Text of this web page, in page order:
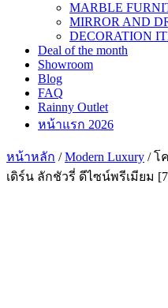
MARBLE
MIRROR AND
DECORATION
Deal of the month
Showroom
Blog
FAQ
Rainny Outlet
หน้าแรก 2026
หน้าหลัก /Modern Luxury / โ
เดิร์น ลักชัวรี่ ดีไซน์พรีเมียม